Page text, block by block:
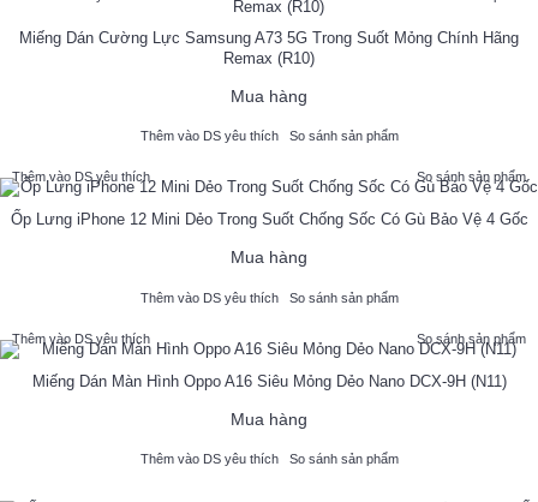
Miếng Dán Cường Lực Samsung A73 5G Trong Suốt Mỏng Chính Hãng
Remax (R10)
Mua hàng
Thêm vào DS yêu thích So sánh sản phẩm
Thêm vào DS yêu thích So sánh sản phẩm
Ốp Lưng iPhone 12 Mini Dẻo Trong Suốt Chống Sốc Có Gù Bảo Vệ 4 Gốc
Mua hàng
Thêm vào DS yêu thích So sánh sản phẩm
Thêm vào DS yêu thích So sánh sản phẩm
Miếng Dán Màn Hình Oppo A16 Siêu Mỏng Dẻo Nano DCX-9H (N11)
Mua hàng
Thêm vào DS yêu thích So sánh sản phẩm